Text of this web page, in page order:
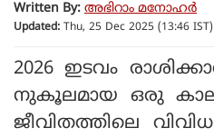
Written By: അഭിറാം മനോഹർ
Updated: Thu, 25 Dec 2025 (13:46 IST)
2026 ഇടവം
നുകൂലമായ ഒരു
ജീവിതത്തിലെ